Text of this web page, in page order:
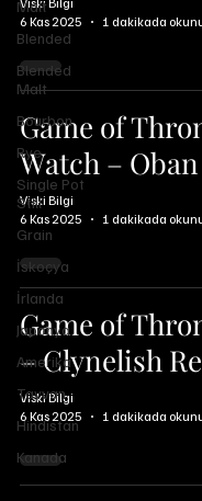
Malt
Blended
Blended
Malt
Bourbon
Rye
Single Pot
Still
Grain
İskoçya
İrlanda
Japonya
Amerika
Tayvan
Hindistan
Kanada
6 Kas 2025
1 dakikada
Game of
Watch –
Viski Bilgi
6 Kas 2025
1 dakikada
Game of
– Clynelish
Viski Bilgi
6 Kas 2025
1 dakikada